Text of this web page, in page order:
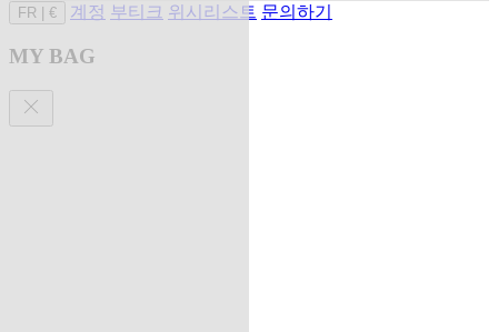
FR € 계정 부티크 위시리스트 문의하기
MY BAG